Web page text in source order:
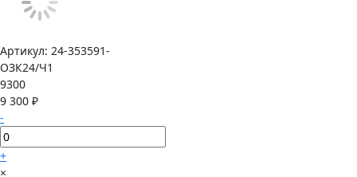
Артикул: 24-353591-
ОЗК24/Ч1
9300
9 300 ₽
-
+
×